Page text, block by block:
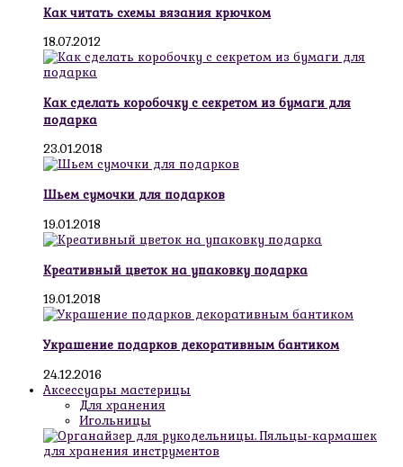
Как читать схемы вязания крючком
18.07.2012
Как сделать коробочку с секретом из бумаги для
подарка
23.01.2018
Шьем сумочки для подарков
19.01.2018
Креативный цветок на упаковку подарка
19.01.2018
Украшение подарков декоративным бантиком
24.12.2016
Аксессуары мастерицы
Для хранения
Игольницы